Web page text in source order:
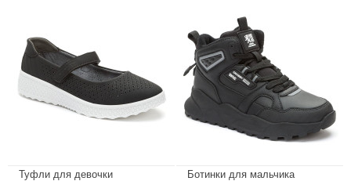
Туфли для девочки
Ботинки для мальчика